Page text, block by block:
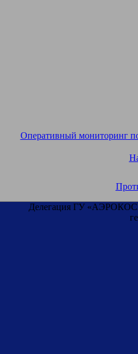
Оперативный мониторинг
Делегация ГУ